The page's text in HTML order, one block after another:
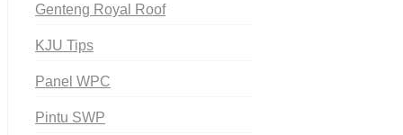
Genteng Royal Roof
KJU Tips
Panel WPC
Pintu SWP